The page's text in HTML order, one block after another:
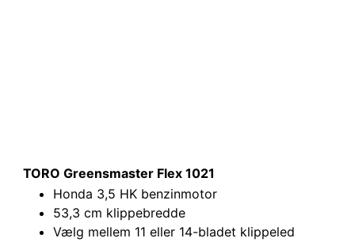
TORO Greensmaster Flex 1021
Honda 3,5 HK benzinmotor
53,3 cm klippebredde
Vælg mellem 11 eller 14-bladet klippeled